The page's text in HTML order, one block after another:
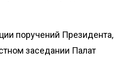
поручений Президента,
заседании Палат